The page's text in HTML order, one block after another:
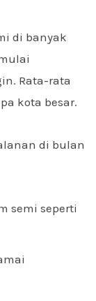
di banyak
Rata-rata
kota besar.
di bulan
semi seperti